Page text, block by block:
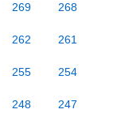
269 268
262 261
255 254
248 247